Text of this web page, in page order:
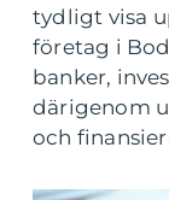
tydligt visa
företag i
banker,
därigenom
och